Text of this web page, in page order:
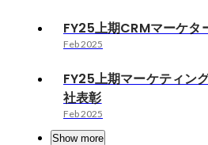
FY25上期CRMマーケタ
Feb 2025
FY25上期マーケティン
社表彰
Feb 2025
Show more